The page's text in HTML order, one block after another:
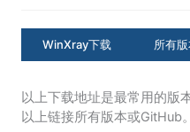
WinXray下载 所有
以上下载地址是最常用的版
以上链接所有版本或GitHub。